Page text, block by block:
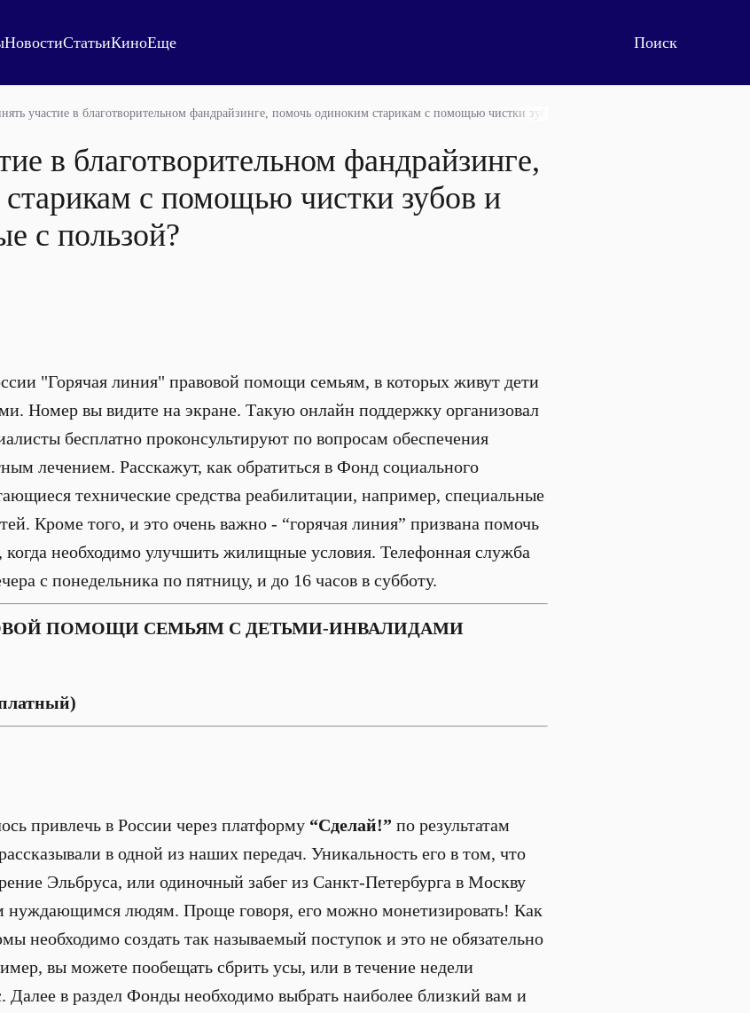
НовостиСтатьиКиноЕще
участие в благотворительном фандрайзинге, помочь одиноким старикам с помощью чистки зубов и провести выходные с пользой?
в благотворительном фандрайзинге,
с помощью чистки зубов и
с пользой?
"Горячая линия" правовой помощи семьям, в которых живут дети
Номер вы видите на экране. Такую онлайн поддержку организовал
бесплатно проконсультируют по вопросам обеспечения
лечением. Расскажут, как обратиться в Фонд социального
технические средства реабилитации, например, специальные
Кроме того, и это очень важно - “горячая линия” призвана помочь
когда необходимо улучшить жилищные условия. Телефонная служба
с понедельника по пятницу, и до 16 часов в субботу.
ПОМОЩИ СЕМЬЯМ С ДЕТЬМИ-ИНВАЛИДАМИ
привлечь в России через платформу “Сделай!” по результатам
в одной из наших передач. Уникальность его в том, что
Эльбруса, или одиночный забег из Санкт-Петербурга в Москву
нуждающимся людям. Проще говоря, его можно монетизировать! Как
необходимо создать так называемый поступок и это не обязательно
вы можете пообещать сбрить усы, или в течение недели
Далее в раздел Фонды необходимо выбрать наиболее близкий вам и